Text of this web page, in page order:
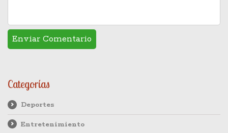
Categorías
Deportes
Entretenimiento